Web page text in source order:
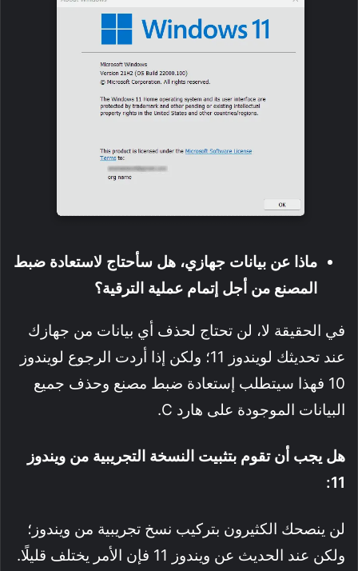
ماذا عن بيانات جهازي، هل سأحتاج لاستعادة ضبط
المصنع من أجل إتمام عملية الترقية؟
في الحقيقة لا، لن تحتاج لحذف أي بيانات من جهازك
عند تحديثك لويندوز 11؛ ولكن إذا أردت الرجوع لويندوز
10 فهذا سيتطلب إستعادة ضبط مصنع وحذف جميع
البيانات الموجودة على هارد C.
هل يجب أن تقوم بتثبيت النسخة التجريبية من ويندوز
11:
لن ينصحك الكثيرون بتركيب نسخ تجريبية من ويندوز؛
ولكن عند الحديث عن ويندوز 11 فإن الأمر يختلف قليلًا.